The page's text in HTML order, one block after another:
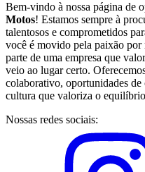
Bem-vindo à nossa página de
Motos! Estamos sempre à
talentosos e comprometidos
você é movido pela paixão por
parte de uma empresa que
veio ao lugar certo.
colaborativo, oportunidades
cultura que valoriza o
Nossas redes sociais: